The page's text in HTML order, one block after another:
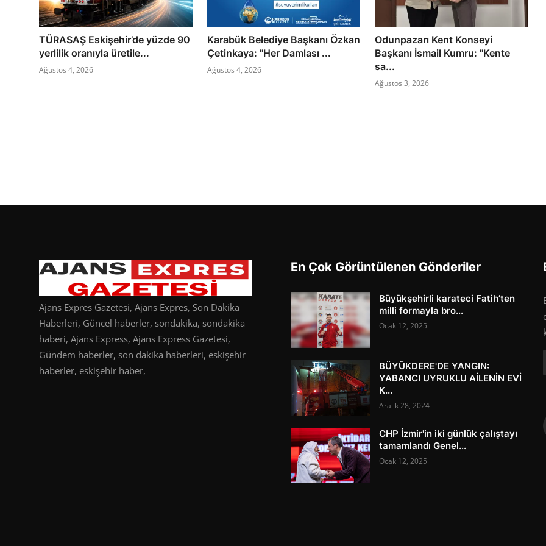
TÜRASAŞ Eskişehir’de yüzde 90
yerlilik oranıyla üretile...
Ağustos 4, 2026
Karabük Belediye Başkanı Özkan
Çetinkaya: "Her Damlası ...
Ağustos 4, 2026
Odunpazarı Kent Konseyi
Başkanı İsmail Kumru: "Kente
sa...
Ağustos 3, 2026
Ajans Expres Gazetesi, Ajans Expres, Son Dakika
Haberleri, Güncel haberler, sondakika, sondakika
haberi, Ajans Express, Ajans Express Gazetesi,
Gündem haberler, son dakika haberleri, eskişehir
haberler, eskişehir haber,
En Çok Görüntülenen Gönderiler
Büyükşehirli karateci Fatih’ten
milli formayla bro...
Ocak 12, 2025
BÜYÜKDERE'DE YANGIN:
YABANCI UYRUKLU AİLENİN EVİ
K...
Aralık 28, 2024
CHP İzmir'in iki günlük çalıştayı
tamamlandı Genel...
Ocak 12, 2025